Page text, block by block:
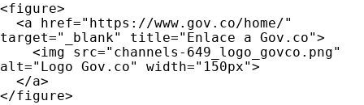
<figure>
<a href="https://www.gov.co/home/"
target="_blank" title="Enlace a Gov.co">
<img src="channels-649_logo_govco.png"
alt="Logo Gov.co" width="150px">
</a>
</figure>